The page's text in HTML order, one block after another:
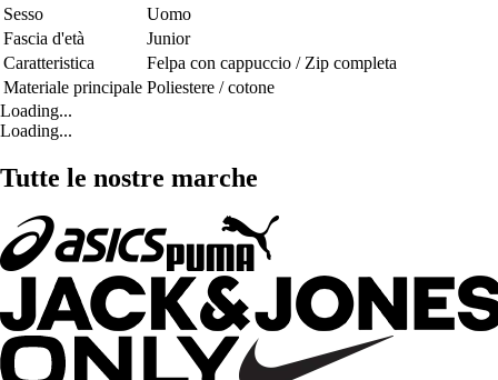
Sesso
Uomo
Fascia d'età
Junior
Caratteristica
Felpa con cappuccio / Zip completa
Materiale principale Poliestere / cotone
Loading...
Loading...
Tutte le nostre marche